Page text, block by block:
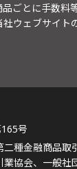
ごとに手数料
社ウェブサイト
号
種金融商品取
協会、一般社